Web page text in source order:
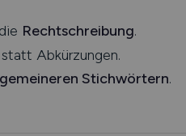
Rechtschreibung.
statt Abkürzungen.
Stichwörtern.